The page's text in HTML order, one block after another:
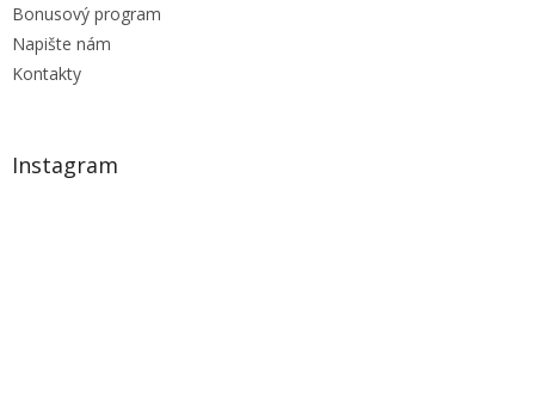
Bonusový program
Napište nám
Kontakty
Instagram